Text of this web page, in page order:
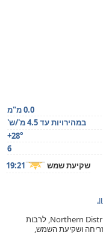
0.0 מ"מ
במהירויות עד 4.5 מ'/ש'
+28°
6
שקיעת שמש 19:21
תחזית מזג האוויר בנהריה, ל- 10 ימים הקרובים בNorthern District, לרבות
זריחה ושקיעת השמש,